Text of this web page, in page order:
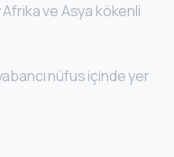
ve Asya kökenli
nüfus içinde yer